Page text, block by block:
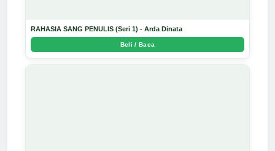
RAHASIA SANG PENULIS (Seri 1) - Arda Dinata
Beli / Baca